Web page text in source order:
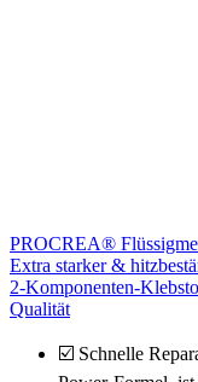
PROCREA®
Extra starker &
2-Komponenten-
Qualität
☑️ Schnelle